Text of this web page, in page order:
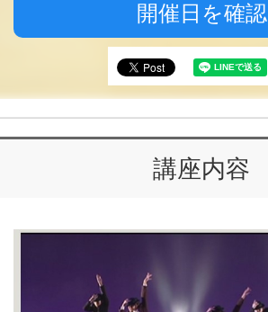
開催日を確認
講座内容